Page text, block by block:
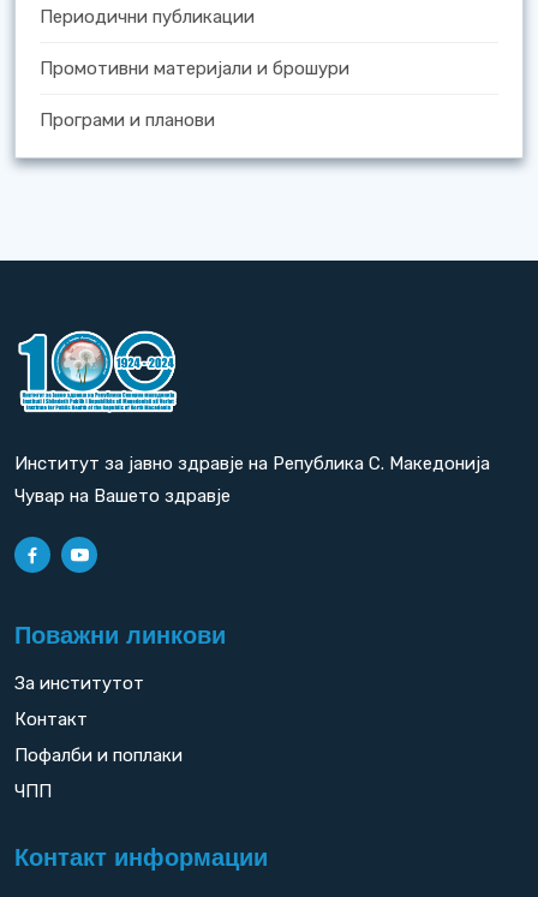
Периодични публикации
Промотивни материјали и брошури
Програми и планови
Институт за јавно здравје на Република С. Македонија
Чувар на Вашето здравје
Поважни линкови
За институтот
Контакт
Пофалби и поплаки
ЧПП
Контакт информации